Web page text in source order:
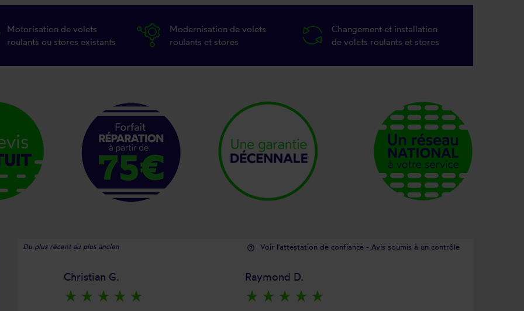
Motorisation de volets
roulants ou stores existants
Modernisation de volets
roulants et stores
Changement et installation
de volets roulants et stores
Du plus récent au plus ancien help_outline Voir l'attestation de confiance - Avis soumis à un contrôle
Christian G.
star_rate star_rate star_rate star_rate star_rate
Raymond D.
star_rate star_rate star_rate star_rate star_rate